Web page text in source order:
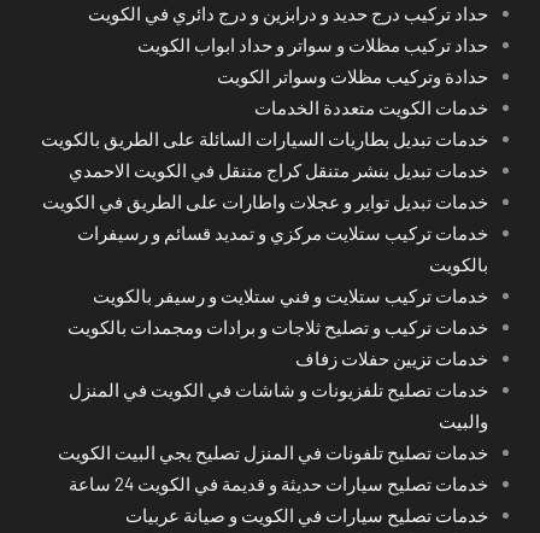
حداد تركيب درج حديد و درابزين و درج دائري في الكويت
حداد تركيب مظلات و سواتر و حداد ابواب الكويت
حدادة وتركيب مظلات وسواتر الكويت
خدمات الكويت متعددة الخدمات
خدمات تبديل بطاريات السيارات السائلة على الطريق بالكويت
خدمات تبديل بنشر متنقل كراج متنقل في الكويت الاحمدي
خدمات تبديل تواير و عجلات واطارات على الطريق في الكويت
خدمات تركيب ستلايت مركزي و تمديد قسائم و رسيفرات
بالكويت
خدمات تركيب ستلايت و فني ستلايت و رسيفر بالكويت
خدمات تركيب و تصليح ثلاجات و برادات ومجمدات بالكويت
خدمات تزيين حفلات زفاف
خدمات تصليح تلفزيونات و شاشات في الكويت في المنزل
والبيت
خدمات تصليح تلفونات في المنزل تصليح يجي البيت الكويت
خدمات تصليح سيارات حديثة و قديمة في الكويت 24 ساعة
خدمات تصليح سيارات في الكويت و صيانة عربيات